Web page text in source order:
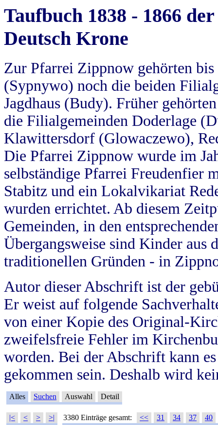
Taufbuch 1838 - 1866
Deutsch Krone
Zur Pfarrei Zippnow gehörten
(Sypnywo) noch die beiden
Jagdhaus (Budy). Früher
die Filialgemeinden Doderlage
Klawittersdorf (Glowaczewo),
Die Pfarrei Zippnow wurde im
selbständige Pfarrei Freudenfier
Stabitz und ein Lokalvikariat
wurden errichtet. Ab diesem
Gemeinden, in den
Übergangsweise sind Kinder aus
traditionellen Gründen - in
Autor dieser Abschrift ist der
Er weist auf folgende
von einer Kopie des Original-
zweifelsfreie Fehler im
worden. Bei der Abschrift kann
gekommen sein. Deshalb wird
Alles Suchen Auswahl Detail
|< < > >| 3380 Einträge gesamt: << 31 34 37
40